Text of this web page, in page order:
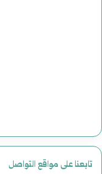
تابعنا على مواقع التواصل